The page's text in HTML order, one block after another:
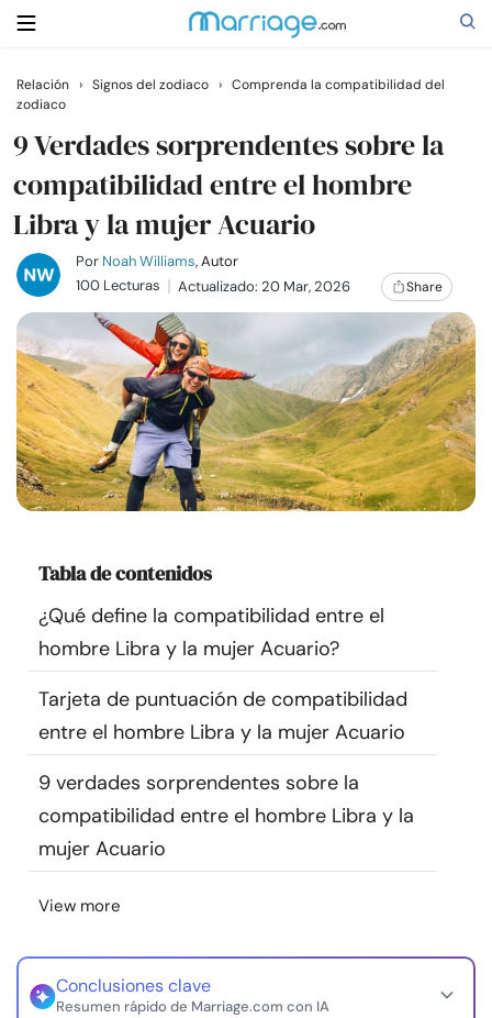
Buscar
Casarse
Relaciones
Familia
Ayuda
Cursos
Recursos
Comunidad
Encuentra un terapeuta
Idioma
Sobre nosotros Contáctanos Escríbenos
Publicidad con
nosotros
© Copyright 2026. Todos los derechos reservados.
Relación › Signos del zodiaco › Comprenda la compatibilidad del
zodiaco
9 Verdades sorprendentes sobre la
compatibilidad entre el hombre
Libra y la mujer Acuario
Por Noah Williams, Autor
100 Lecturas
Actualizado: 20 Mar, 2026 Share
Tabla de contenidos
¿Qué define la compatibilidad entre el
hombre Libra y la mujer Acuario?
Tarjeta de puntuación de compatibilidad
entre el hombre Libra y la mujer Acuario
9 verdades sorprendentes sobre la
compatibilidad entre el hombre Libra y la
mujer Acuario
View more
Conclusiones clave
Resumen rápido de Marriage.com con IA